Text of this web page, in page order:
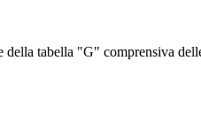
della tabella "G" comprensiva